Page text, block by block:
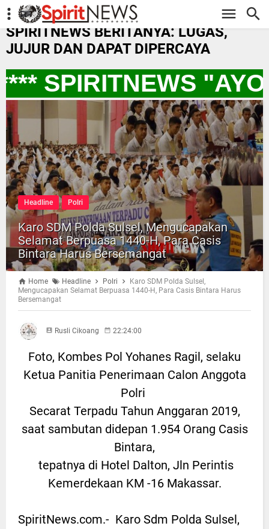
-->
SPIRITNEWS BERITANYA: LUGAS,
JUJUR DAN DAPAT DIPERCAYA
SPIRITNEWS "AYO
Headline Polri
Karo SDM Polda Sulsel, Mengucapakan
Selamat Berpuasa 1440-H, Para Casis
Bintara Harus Bersemangat
Home Headline Polri
Karo SDM Polda Sulsel,
Mengucapakan Selamat Berpuasa 1440-H, Para Casis Bintara Harus
Bersemangat
Rusli Cikoang 22:24:00
Foto, Kombes Pol Yohanes Ragil, selaku
Ketua Panitia Penerimaan Calon Anggota
Polri
Secarat Terpadu Tahun Anggaran 2019,
saat sambutan didepan 1.954 Orang Casis
Bintara,
tepatnya di Hotel Dalton, Jln Perintis
Kemerdekaan KM -16 Makassar.
SpiritNews.com.- Karo Sdm Polda Sulsel,